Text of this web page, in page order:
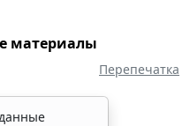
материалы
Перепечатка